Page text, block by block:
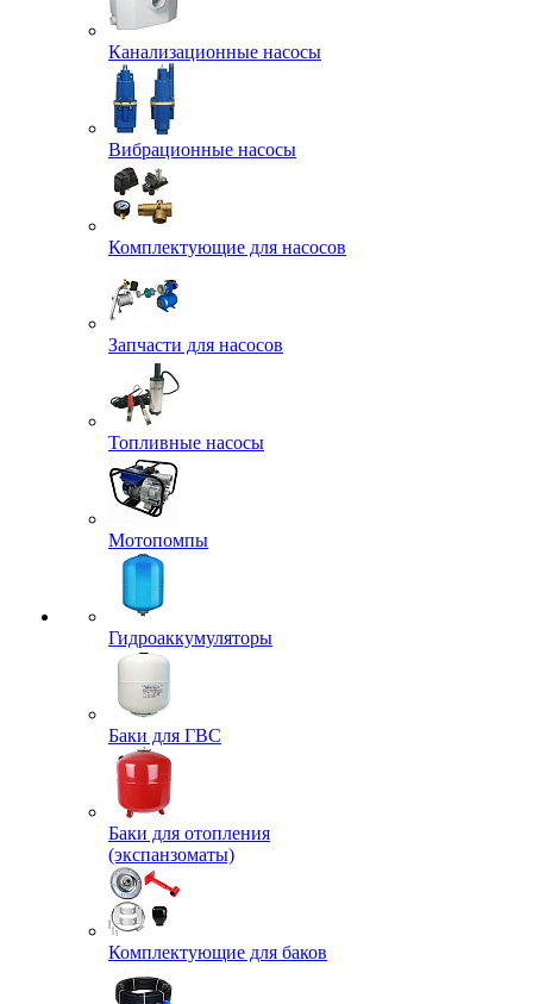
Канализационные насосы
Вибрационные насосы
Комплектующие для насосов
Запчасти для насосов
Топливные насосы
Мотопомпы
Гидроаккумуляторы
Баки для ГВС
Баки для отопления
(экспанзоматы)
Комплектующие для баков